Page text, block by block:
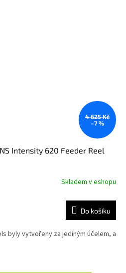
4 625 Kč
–7 %
Intensity 620 Feeder Reel
Skladem v eshopu
Do košíku
byly vytvořeny za jediným účelem, a